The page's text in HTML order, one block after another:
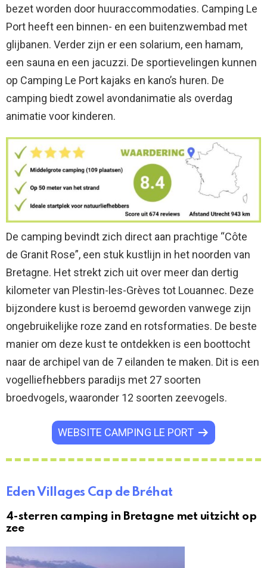
bezet worden door huuraccommodaties. Camping Le
Port heeft een binnen- en een buitenzwembad met
glijbanen. Verder zijn er een solarium, een hamam,
een sauna en een jacuzzi. De sportievelingen kunnen
op Camping Le Port kajaks en kano’s huren. De
camping biedt zowel avondanimatie als overdag
animatie voor kinderen.
De camping bevindt zich direct aan prachtige “Côte
de Granit Rose”, een stuk kustlijn in het noorden van
Bretagne. Het strekt zich uit over meer dan dertig
kilometer van Plestin-les-Grèves tot Louannec. Deze
bijzondere kust is beroemd geworden vanwege zijn
ongebruikelijke roze zand en rotsformaties. De beste
manier om deze kust te ontdekken is een boottocht
naar de archipel van de 7 eilanden te maken. Dit is een
vogelliefhebbers paradijs met 27 soorten
broedvogels, waaronder 12 soorten zeevogels.
WEBSITE CAMPING LE PORT
Eden Villages Cap de Bréhat
4-sterren camping in Bretagne met uitzicht op
zee